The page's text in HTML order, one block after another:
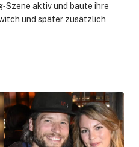
aktiv und baute ihre
und später zusätzlich